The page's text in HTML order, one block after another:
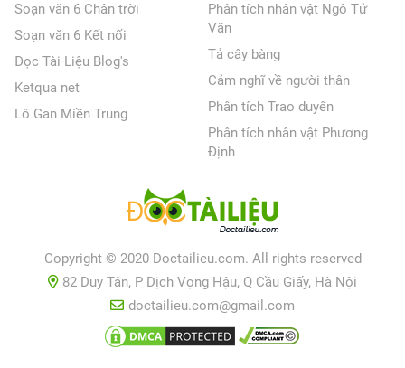
Soạn văn 6 Chân trời
Soạn văn 6 Kết nối
Đọc Tài Liệu Blog's
Ketqua net
Lô Gan Miền Trung
Phân tích nhân vật Ngô Tử
Văn
Tả cây bàng
Cảm nghĩ về người thân
Phân tích Trao duyên
Phân tích nhân vật Phương
Định
Copyright © 2020 Doctailieu.com. All rights reserved
82 Duy Tân, P Dịch Vọng Hậu, Q Cầu Giấy, Hà Nội
doctailieu.com@gmail.com